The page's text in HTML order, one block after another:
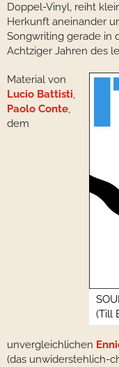
Doppel-Vinyl, reiht
Herkunft aneinander
Songwriting gerade in
Achtziger Jahren des
(Till
Material von
Lucio Battisti,
Paolo Conte,
dem
unvergleichlichen
(das unwiderstehlich-